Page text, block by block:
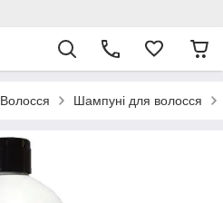
Волосся Шампуні для волосся